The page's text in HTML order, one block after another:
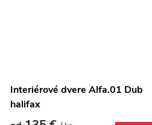
Interiérové dvere Alfa.01 Dub
halifax